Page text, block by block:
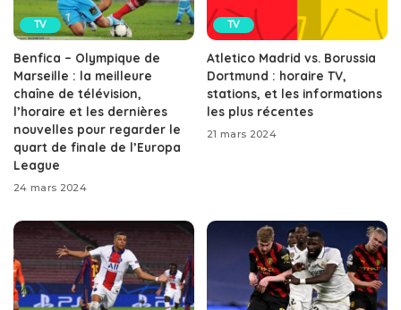
TV
Benfica – Olympique de
Marseille : la meilleure
chaîne de télévision,
l’horaire et les dernières
nouvelles pour regarder le
quart de finale de l’Europa
League
24 mars 2024
TV
Atletico Madrid vs. Borussia
Dortmund : horaire TV,
stations, et les informations
les plus récentes
21 mars 2024